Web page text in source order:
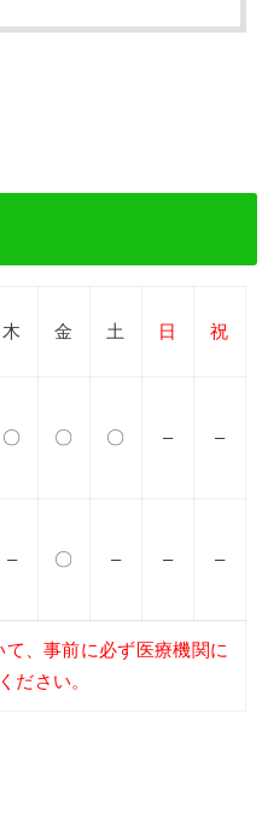
木 金 土 日 祝
〇 〇 〇 – –
– 〇 – – –
、事前に必ず医療機関に
ださい。